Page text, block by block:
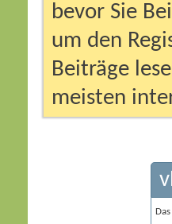
bevor Sie
um den
Beiträge
meisten